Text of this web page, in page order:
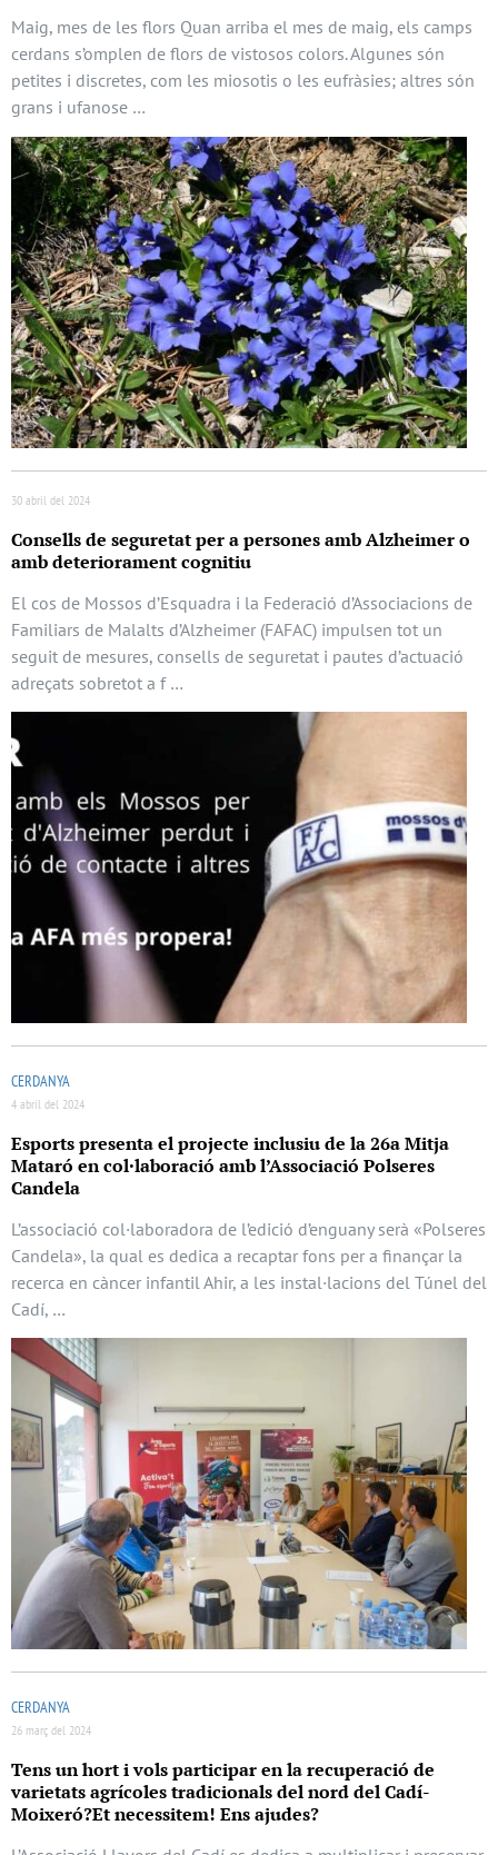
Maig, mes de les flors Quan arriba el mes de maig, els camps
cerdans s’omplen de flors de vistosos colors. Algunes són
petites i discretes, com les miosotis o les eufràsies; altres són
grans i ufanose …
30 abril del 2024
Consells de seguretat per a persones amb Alzheimer o
amb deteriorament cognitiu
El cos de Mossos d’Esquadra i la Federació d’Associacions de
Familiars de Malalts d’Alzheimer (FAFAC) impulsen tot un
seguit de mesures, consells de seguretat i pautes d’actuació
adreçats sobretot a f …
CERDANYA
4 abril del 2024
Esports presenta el projecte inclusiu de la 26a Mitja
Mataró en col·laboració amb l’Associació Polseres
Candela
L’associació col·laboradora de l’edició d’enguany serà «Polseres
Candela», la qual es dedica a recaptar fons per a finançar la
recerca en càncer infantil Ahir, a les instal·lacions del Túnel del
Cadí, …
CERDANYA
26 març del 2024
Tens un hort i vols participar en la recuperació de
varietats agrícoles tradicionals del nord del Cadí-
Moixeró?Et necessitem! Ens ajudes?